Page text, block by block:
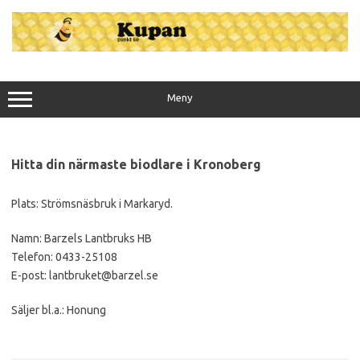
innehåll
Meny
Hitta din närmaste biodlare i Kronoberg
Plats: Strömsnäsbruk i Markaryd.
Namn: Barzels Lantbruks HB
Telefon: 0433-25108
E-post: lantbruket@barzel.se
Säljer bl.a.: Honung